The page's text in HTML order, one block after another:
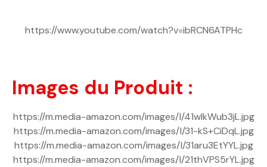
https://www.youtube.com/watch?v=ibRCN6ATPHc
Images du Produit :
https://m.media-amazon.com/images/I/41wIkWub3jL.jpg
https://m.media-amazon.com/images/I/31-kS+CiDqL.jpg
https://m.media-amazon.com/images/I/31aru3EtYYL.jpg
https://m.media-amazon.com/images/I/21thVPS5rYL.jpg